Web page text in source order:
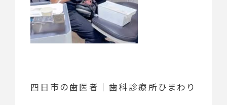
四日市の歯医者｜歯科診療所ひまわり